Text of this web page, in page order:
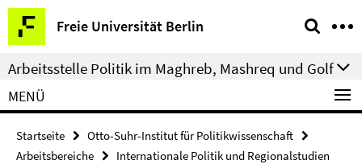
Springe
direkt
zu
Inhalt
Freie Universität Berlin
Service-
Navigation
Arbeitsstelle Politik im Maghreb, Mashreq und Golf
MENÜ
Startseite
Otto-Suhr-Institut für Politikwissenschaft
Arbeitsbereiche
Internationale Politik und Regionalstudien